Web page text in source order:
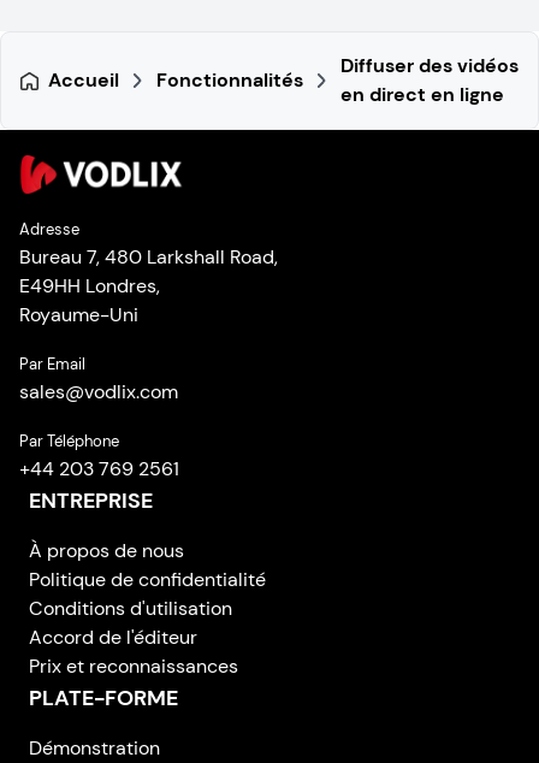
Accueil Fonctionnalités
Diffuser des vidéos
en direct en ligne
Adresse
Bureau 7, 480 Larkshall Road,
E49HH Londres,
Royaume-Uni
Par Email
sales@vodlix.com
Par Téléphone
+44 203 769 2561
ENTREPRISE
À propos de nous
Politique de confidentialité
Conditions d'utilisation
Accord de l'éditeur
Prix et reconnaissances
PLATE-FORME
Démonstration